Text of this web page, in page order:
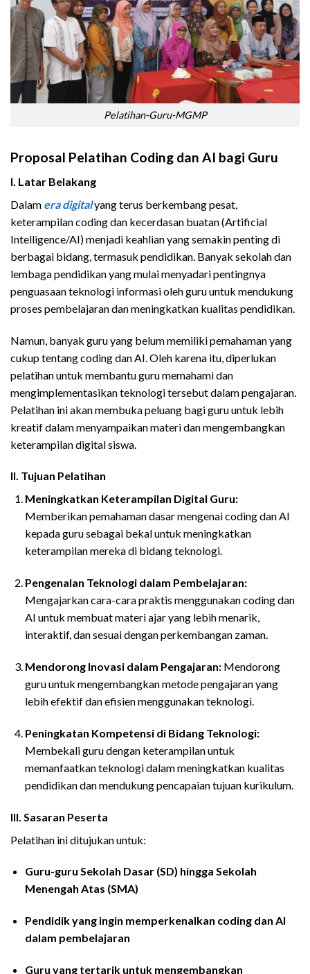
Pelatihan-Guru-MGMP
Proposal Pelatihan Coding dan AI bagi Guru
I. Latar Belakang
Dalam era digitalyang terus berkembang pesat,
keterampilan coding dan kecerdasan buatan (Artificial
Intelligence/AI) menjadi keahlian yang semakin penting di
berbagai bidang, termasuk pendidikan. Banyak sekolah dan
lembaga pendidikan yang mulai menyadari pentingnya
penguasaan teknologi informasi oleh guru untuk mendukung
proses pembelajaran dan meningkatkan kualitas pendidikan.
Namun, banyak guru yang belum memiliki pemahaman yang
cukup tentang coding dan AI. Oleh karena itu, diperlukan
pelatihan untuk membantu guru memahami dan
mengimplementasikan teknologi tersebut dalam pengajaran.
Pelatihan ini akan membuka peluang bagi guru untuk lebih
kreatif dalam menyampaikan materi dan mengembangkan
keterampilan digital siswa.
II. Tujuan Pelatihan
Meningkatkan Keterampilan Digital Guru:
Memberikan pemahaman dasar mengenai coding dan AI
kepada guru sebagai bekal untuk meningkatkan
keterampilan mereka di bidang teknologi.
Pengenalan Teknologi dalam Pembelajaran:
Mengajarkan cara-cara praktis menggunakan coding dan
AI untuk membuat materi ajar yang lebih menarik,
interaktif, dan sesuai dengan perkembangan zaman.
Mendorong Inovasi dalam Pengajaran:Mendorong
guru untuk mengembangkan metode pengajaran yang
lebih efektif dan efisien menggunakan teknologi.
Peningkatan Kompetensi di Bidang Teknologi:
Membekali guru dengan keterampilan untuk
memanfaatkan teknologi dalam meningkatkan kualitas
pendidikan dan mendukung pencapaian tujuan kurikulum.
III. Sasaran Peserta
Pelatihan ini ditujukan untuk:
Guru-guru Sekolah Dasar (SD) hingga Sekolah
Menengah Atas (SMA)
Pendidik yang ingin memperkenalkan coding dan AI
dalam pembelajaran
Guru yang tertarik untuk mengembangkan